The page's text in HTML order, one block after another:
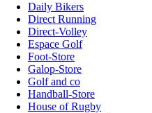
Daily Bikers
Direct Running
Direct-Volley
Espace Golf
Foot-Store
Galop-Store
Golf and co
Handball-Store
House of Rugby